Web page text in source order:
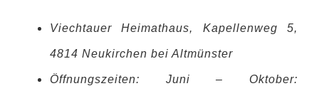
Viechtauer Heimathaus, Kapellenweg 5,
4814 Neukirchen bei Altmünster
Öffnungszeiten: Juni – Oktober: